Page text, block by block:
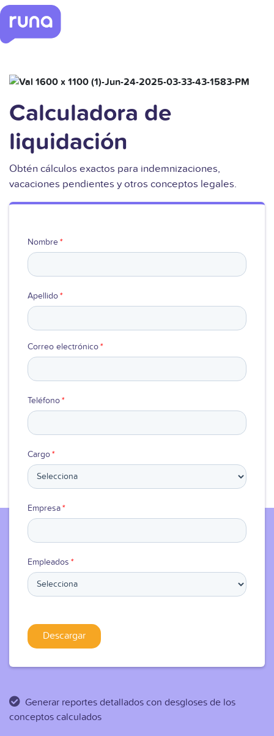
Calculadora de
liquidación
Obtén cálculos exactos para indemnizaciones,
vacaciones pendientes y otros conceptos legales.
Nombre*
Apellido*
Correo electrónico*
Teléfono*
Cargo*
Empresa*
Empleados *
Calcular indemnización por despido
Calcular prima de antigüedad, vacaciones pendientes,
aguinaldo, prima vacacional y beneficios adicionales según
conceptos legales
Generar reportes detallados con desgloses de los
conceptos calculados